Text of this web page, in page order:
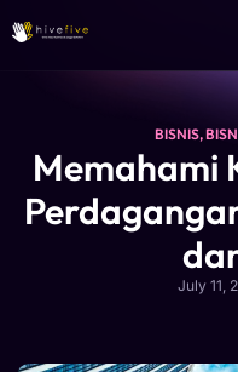
BISNIS,
Memahami
July 11,